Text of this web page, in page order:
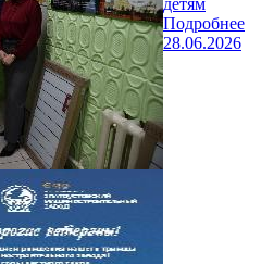
Подробнее
28.06.2026